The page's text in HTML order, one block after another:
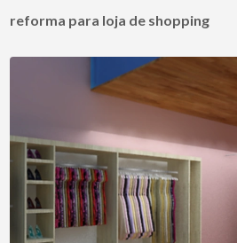
reforma para loja de shopping